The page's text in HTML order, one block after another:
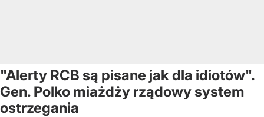
"Alerty RCB są pisane jak dla idiotów".
Gen. Polko miażdży rządowy system
ostrzegania